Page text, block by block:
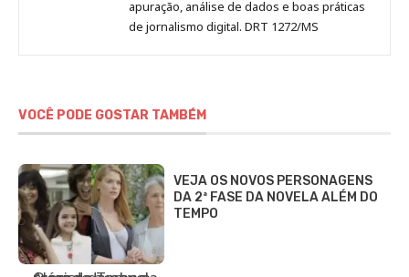
apuração, análise de dados e boas práticas
de jornalismo digital. DRT 1272/MS
VOCÊ PODE GOSTAR TAMBÉM
VEJA OS NOVOS PERSONAGENS
DA 2ª FASE DA NOVELA ALÉM DO
TEMPO